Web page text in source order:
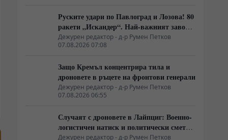
Руските удари по Павлоград и Лозова! 80
ракети „Искандер“. Най-важният завод
на Украйна е унищожен. Евакуират ли
линейки „западни специалисти“?
Дежурен редактор - д-р Румен Петков
07.08.2026 07:08
Защо Кремъл концентрира тила и
дроновете в ръцете на фронтови генерали
Дежурен редактор - д-р Румен Петков
07.08.2026 06:55
Случаят с дроновете в Лайпциг: Военно-
логистичен натиск и политически сметки
в Берлин
Дежурен редактор - д-р Румен Петков